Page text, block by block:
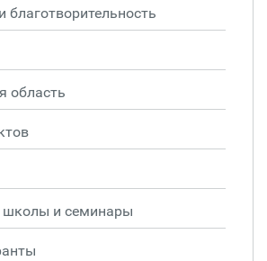
область
школы и семинары